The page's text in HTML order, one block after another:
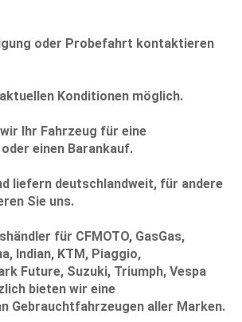
oder Probefahrt kontaktieren
Konditionen möglich.
Ihr Fahrzeug für eine
einen Barankauf.
liefern deutschlandweit, für andere
Sie uns.
für CFMOTO, GasGas,
Indian, KTM, Piaggio,
Future, Suzuki, Triumph, Vespa
bieten wir eine
Gebrauchtfahrzeugen aller Marken.